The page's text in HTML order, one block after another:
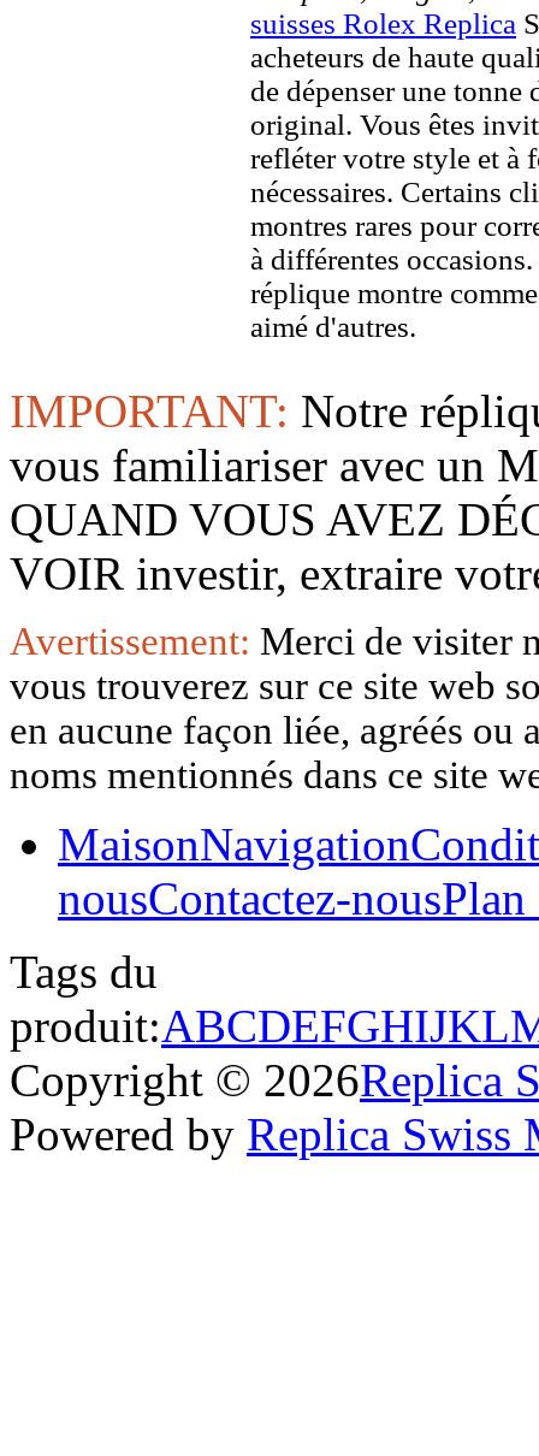
suisses Rolex Replica
acheteurs de haute
de dépenser une
original. Vous êtes
refléter votre style et à
nécessaires. Certains
montres rares pour
à différentes
réplique montre
aimé d'autres.
IMPORTANT: Notre
vous familiariser avec un
QUAND VOUS AVEZ
VOIR investir, extraire
Avertissement: Merci de visiter
vous trouverez sur ce site web
en aucune façon liée, agréés
noms mentionnés dans ce site
MaisonNavigation
nousContactez-nousPlan
Tags du
produit:ABCDEFGHIJKL
Copyright © 2026Replica
Powered by Replica Swiss